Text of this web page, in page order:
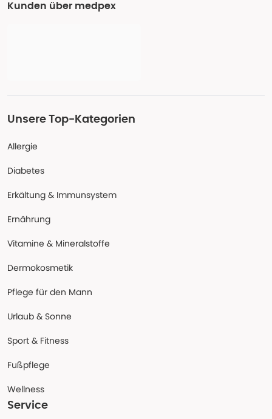
Kunden über medpex
Unsere Top-Kategorien
Allergie
Diabetes
Erkältung & Immunsystem
Ernährung
Vitamine & Mineralstoffe
Dermokosmetik
Pflege für den Mann
Urlaub & Sonne
Sport & Fitness
Fußpflege
Wellness
Service